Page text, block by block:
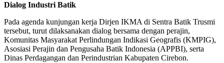
Dialog Industri Batik
Pada agenda kunjungan kerja Dirjen IKMA di Sentra Batik Trusmi
tersebut, turut dilaksanakan dialog bersama dengan perajin,
Komunitas Masyarakat Perlindungan Indikasi Geografis (KMPIG),
Asosiasi Perajin dan Pengusaha Batik Indonesia (APPBI), serta
Dinas Perdagangan dan Perindustrian Kabupaten Cirebon.